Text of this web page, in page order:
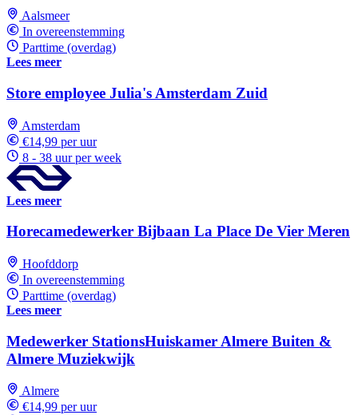
Aalsmeer
In overeenstemming
Parttime (overdag)
Lees meer
Store employee Julia's Amsterdam Zuid
Amsterdam
€14,99 per uur
8 - 38 uur per week
Lees meer
Horecamedewerker Bijbaan La Place De Vier Meren
Hoofddorp
In overeenstemming
Parttime (overdag)
Lees meer
Medewerker StationsHuiskamer Almere Buiten &
Almere Muziekwijk
Almere
€14,99 per uur